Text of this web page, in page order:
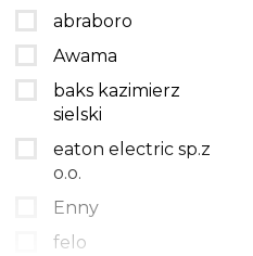
abraboro
Awama
baks kazimierz
sielski
eaton electric sp.z
o.o.
Enny
felo